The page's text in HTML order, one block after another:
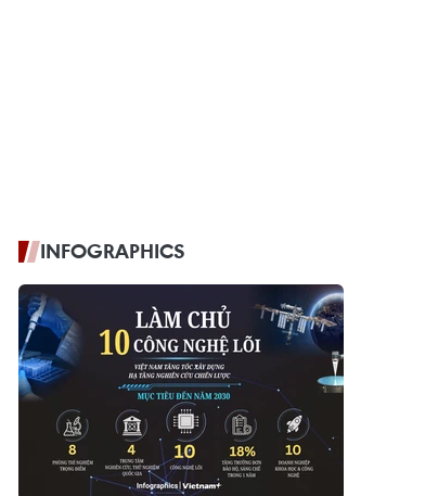
INFOGRAPHICS